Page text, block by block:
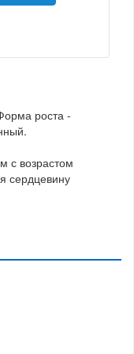
роста -
с возрастом
сердцевину